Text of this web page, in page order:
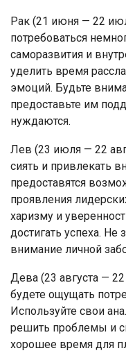
Рак (21 июня — 22
потребоваться
саморазвития и
уделить время
эмоций. Будьте
предоставьте им
нуждаются.
Лев (23 июля — 22
сиять и привлекать
предоставятся
проявления
харизму и
достигать успеха. Не
внимание личной
Дева (23 августа —
будете ощущать
Используйте свои
решить проблемы и
хорошее время для